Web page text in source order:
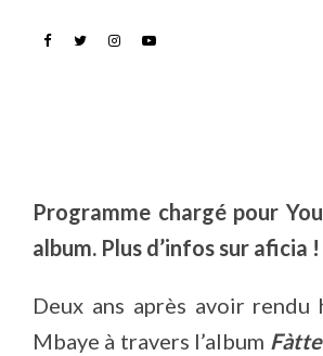
concert au
Programme chargé pour
album. Plus d’infos sur aficia !
Deux ans après avoir rendu
Mbaye à travers l’album